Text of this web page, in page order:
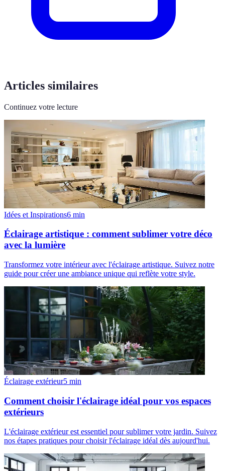
Articles similaires
Continuez votre lecture
Idées et Inspirations6 min
Éclairage artistique : comment sublimer votre déco
avec la lumière
Transformez votre intérieur avec l'éclairage artistique. Suivez notre
guide pour créer une ambiance unique qui reflète votre style.
Éclairage extérieur5 min
Comment choisir l'éclairage idéal pour vos espaces
extérieurs
L'éclairage extérieur est essentiel pour sublimer votre jardin. Suivez
nos étapes pratiques pour choisir l'éclairage idéal dès aujourd'hui.